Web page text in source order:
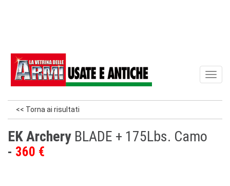
<< Torna ai risultati
EK Archery BLADE + 175Lbs. Camo
360 €